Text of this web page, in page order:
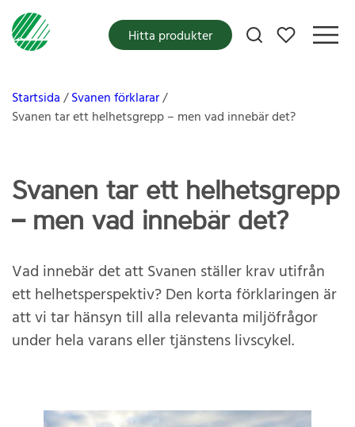
Mina favoriter
Hitta produkter
Startsida
Svanen förklarar
Svanen tar ett helhetsgrepp – men vad innebär det?
Svanen tar ett helhetsgrepp
– men vad innebär det?
Vad innebär det att Svanen ställer krav utifrån
ett helhetsperspektiv? Den korta förklaringen är
att vi tar hänsyn till alla relevanta miljöfrågor
under hela varans eller tjänstens livscykel.